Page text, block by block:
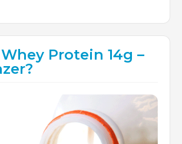
Protein 14g –